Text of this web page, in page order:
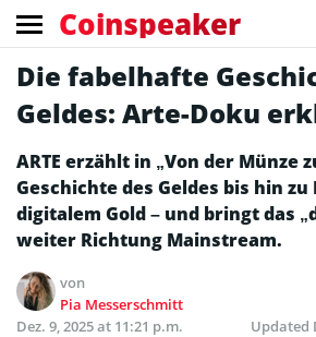
Coinspeaker
Die fabelhafte
Geldes: Arte-Doku
ARTE erzählt in „Von der Münze
Geschichte des Geldes bis hin zu
digitalem Gold – und bringt das
weiter Richtung Mainstream.
von
Pia Messerschmitt
Dez. 9, 2025 at 11:21 p.m.
Updated